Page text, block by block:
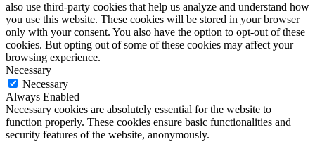
also use third-party cookies that help us analyze and understand how
you use this website. These cookies will be stored in your browser
only with your consent. You also have the option to opt-out of these
cookies. But opting out of some of these cookies may affect your
browsing experience.
Necessary
Necessary
Always Enabled
Necessary cookies are absolutely essential for the website to
function properly. These cookies ensure basic functionalities and
security features of the website, anonymously.